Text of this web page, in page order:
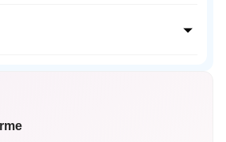
yüzyıllarca bir arada yaşadığı “üç
gizlidir; El Hamra, zamanda
duraklarından biridir.